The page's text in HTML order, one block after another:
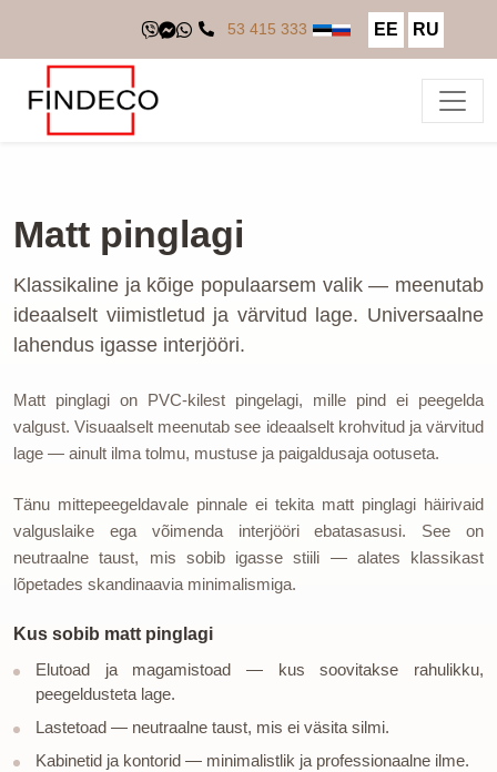
53 415 333 EE RU
Matt pinglagi
Klassikaline ja kõige populaarsem valik — meenutab
ideaalselt viimistletud ja värvitud lage. Universaalne
lahendus igasse interjööri.
Matt pinglagi on PVC-kilest pingelagi, mille pind ei peegelda
valgust. Visuaalselt meenutab see ideaalselt krohvitud ja värvitud
lage — ainult ilma tolmu, mustuse ja paigaldusaja ootuseta.
Tänu mittepeegeldavale pinnale ei tekita matt pinglagi häirivaid
valguslaike ega võimenda interjööri ebatasasusi. See on
neutraalne taust, mis sobib igasse stiili — alates klassikast
lõpetades skandinaavia minimalismiga.
Kus sobib matt pinglagi
Elutoad ja magamistoad — kus soovitakse rahulikku,
peegeldusteta lage.
Lastetoad — neutraalne taust, mis ei väsita silmi.
Kabinetid ja kontorid — minimalistlik ja professionaalne ilme.